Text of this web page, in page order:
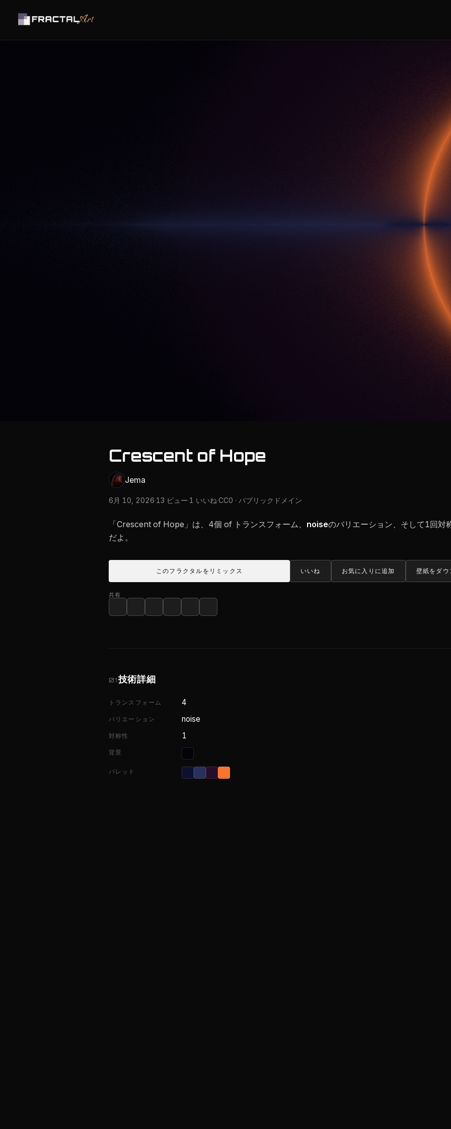
Crescent of Hope
Jema
6月 10, 2026·13 ビュー·1 いいね·CC0 · パブリックドメイン
「Crescent of Hope」は、4個 of トランスフォーム、 noiseのバリエーション、そして1回対
だよ。
このフラクタルをリミックス いいね お気に入りに追加 壁紙をダ
共有
01技術詳細
トランスフォーム 4
バリエーション noise
対称性 1
背景
パレット